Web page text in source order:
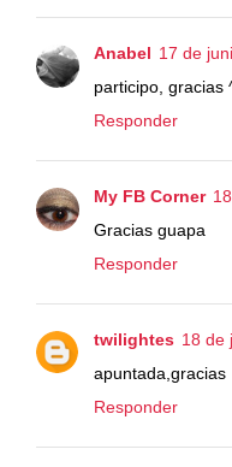
Anabel 17 de
participo, gracias
Responder
My FB Corner
Gracias guapa
Responder
twilightes 18 de
apuntada,gracias
Responder